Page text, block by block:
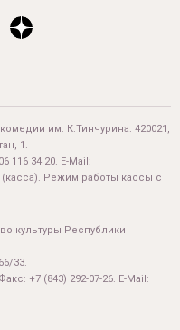
им. К.Тинчурина. 420021,
1.
116 34 20. E-Mail:
(касса). Режим работы кассы с
культуры Республики
33.
+7 (843) 292-07-26. E-Mail: